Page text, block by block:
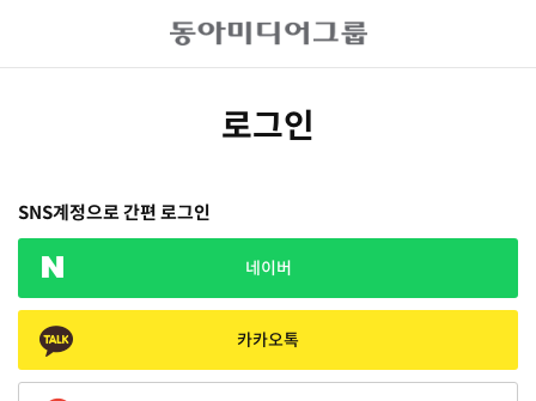
로그인
SNS계정으로 간편 로그인
네이버
카카오톡